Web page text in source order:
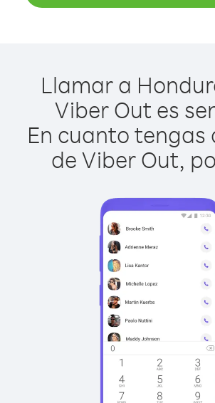
Llamar a
Viber Out es
En cuanto tengas
de Viber Out,